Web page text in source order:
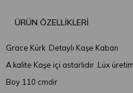
ÜRÜN ÖZELLIKLERI
Grace Kürk Detaylı Kaşe Kaban
A kalite Kaşe içi astarlıdır .Lüx üretim
Boy 110 cmdir